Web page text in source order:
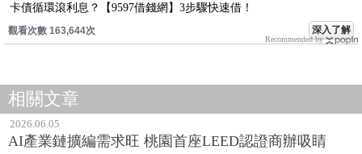
卡債循環滾利息？【9597借錢網】3步驟快速借！
觀看次數 163,644次 深入了解
Recommended by
相關文章
2026.06.05
AI產業鏈擴編需求旺 桃園首座LEED認證商辦吸睛